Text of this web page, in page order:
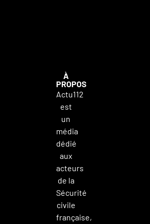
À
PROPOS
Actu112
est
un
média
dédié
aux
acteurs
de la
Sécurité
civile
française,